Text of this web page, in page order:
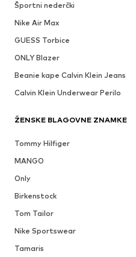
Športni nederčki
Nike Air Max
GUESS Torbice
ONLY Blazer
Beanie kape Calvin Klein Jeans
Calvin Klein Underwear Perilo
ŽENSKE BLAGOVNE ZNAMKE
Tommy Hilfiger
MANGO
Only
Birkenstock
Tom Tailor
Nike Sportswear
Tamaris